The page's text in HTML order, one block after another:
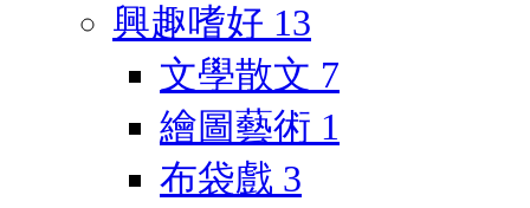
興趣嗜好 13
文學散文 7
繪圖藝術 1
布袋戲 3